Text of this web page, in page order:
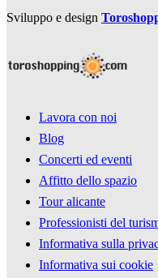
Sviluppo e design
Lavora con noi
Blog
Concerti ed eventi
Affitto dello spazio
Tour alicante
Professionisti del
Informativa sulla
Informativa sui cookie